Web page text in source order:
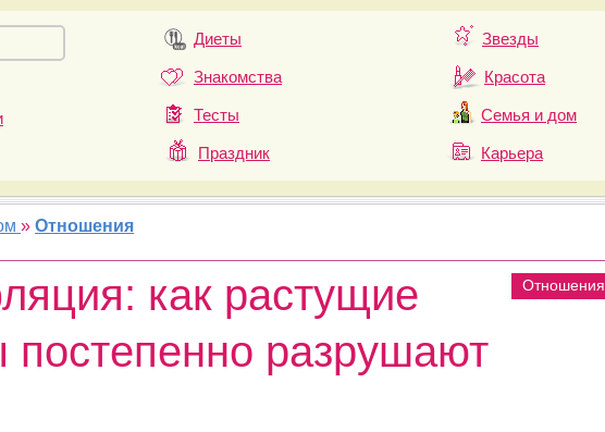
Диеты
Знакомства
Тесты
Праздник
Звезды
Красота
Семья и дом
Карьера
»Отношения
Отношения
как растущие
постепенно разрушают